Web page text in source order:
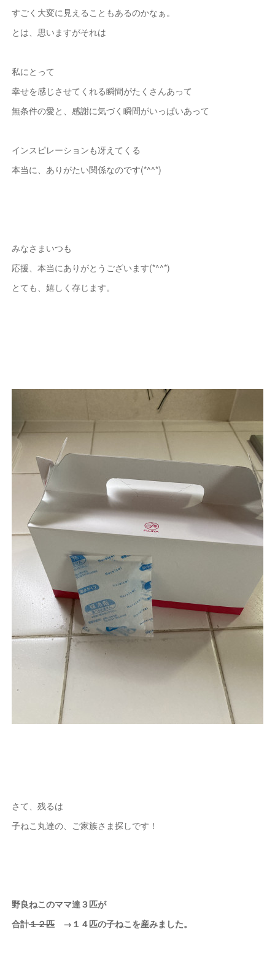
すごく大変に見えることもあるのかなぁ。
とは、思いますがそれは
私にとって
幸せを感じさせてくれる瞬間がたくさんあって
無条件の愛と、感謝に気づく瞬間がいっぱいあって
インスピレーションも冴えてくる
本当に、ありがたい関係なのです(*^^*)
みなさまいつも
応援、本当にありがとうございます(*^^*)
とても、嬉しく存じます。
さて、残るは
子ねこ丸達の、ご家族さま探しです！
野良ねこのママ達３匹が
合計１２匹→１４匹の子ねこを産みました。